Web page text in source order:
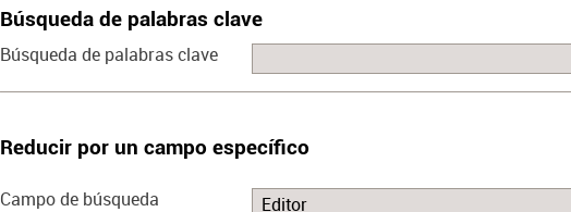
Búsqueda de palabras clave
Búsqueda de palabras clave
Reducir por un campo específico
Campo de búsqueda